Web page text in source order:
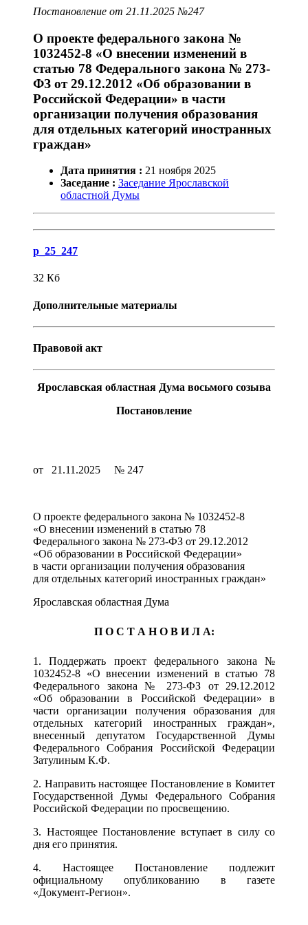
Постановление от 21.11.2025 №247
О проекте федерального закона №
1032452-8 «О внесении изменений в
статью 78 Федерального закона № 273-
ФЗ от 29.12.2012 «Об образовании в
Российской Федерации» в части
организации получения образования
для отдельных категорий иностранных
граждан»
Дата принятия : 21 ноября 2025
Заседание : Заседание Ярославской
областной Думы
p_25_247
32 Кб
Дополнительные материалы
Правовой акт
Ярославская областная Дума восьмого созыва
Постановление
от 21.11.2025 № 247
О проекте федерального закона № 1032452-8
«О внесении изменений в статью 78
Федерального закона № 273-ФЗ от 29.12.2012
«Об образовании в Российской Федерации»
в части организации получения образования
для отдельных категорий иностранных граждан»
Ярославская областная Дума
П О С Т А Н О В И Л А:
1. Поддержать проект федерального закона №
1032452-8 «О внесении изменений в статью 78
Федерального закона № 273-ФЗ от 29.12.2012
«Об образовании в Российской Федерации» в
части организации получения образования для
отдельных категорий иностранных граждан»,
внесенный депутатом Государственной Думы
Федерального Собрания Российской Федерации
Затулиным К.Ф.
2. Направить настоящее Постановление в Комитет
Государственной Думы Федерального Собрания
Российской Федерации по просвещению.
3. Настоящее Постановление вступает в силу со
дня его принятия.
4. Настоящее Постановление подлежит
официальному опубликованию в газете
«Документ-Регион».